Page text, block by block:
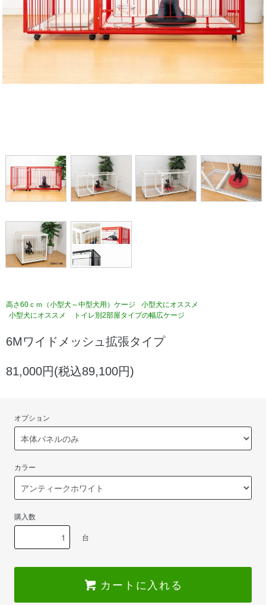
高さ60ｃｍ（小型犬～中型犬用）ケージ
小型犬にオススメ
小型犬にオススメ
トイレ別2部屋タイプの幅広ケージ
6Mワイドメッシュ拡張タイプ
81,000円(税込89,100円)
オプション
カラー
購入数
台
カートに入れる